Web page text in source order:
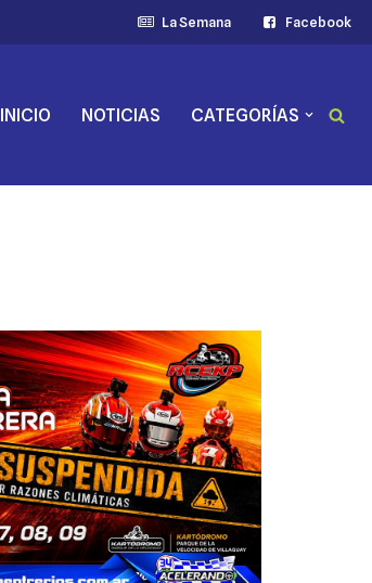
La Semana Facebook
INICIO NOTICIAS CATEGORÍAS